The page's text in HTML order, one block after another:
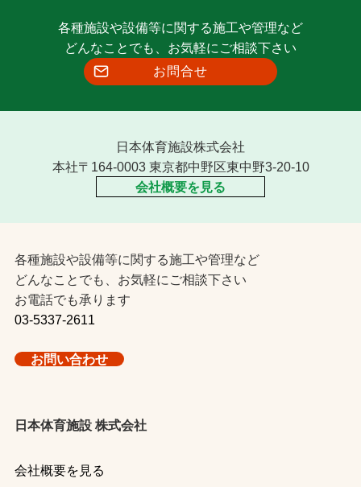
各種施設や設備等に関する施工や管理など
どんなことでも、お気軽にご相談下さい
お問合せ
日本体育施設株式会社
本社〒164-0003 東京都中野区東中野3-20-10
会社概要を見る
各種施設や設備等に関する施工や管理など
どんなことでも、お気軽にご相談下さい
お電話でも承ります
03-5337-2611
お問い合わせ
日本体育施設 株式会社
会社概要を見る